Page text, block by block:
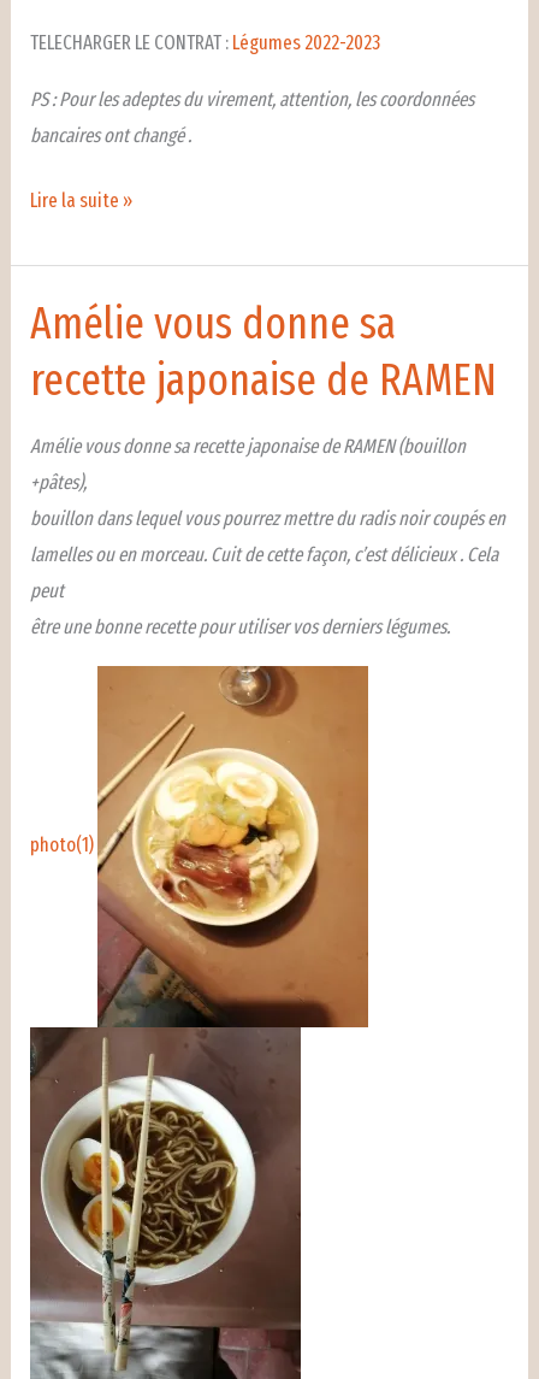
TELECHARGER LE CONTRAT : Légumes 2022-2023
PS : Pour les adeptes du virement, attention, les coordonnées
bancaires ont changé .
Ils
là
les
contrats
légumes
2023
Lire la suite »
Amélie vous donne sa
recette japonaise de RAMEN
Amélie vous donne sa recette japonaise de RAMEN (bouillon
+pâtes),
bouillon dans lequel vous pourrez mettre du radis noir coupés en
lamelles ou en morceau. Cuit de cette façon, c’est délicieux . Cela
peut
être une bonne recette pour utiliser vos derniers légumes.
photo(1)